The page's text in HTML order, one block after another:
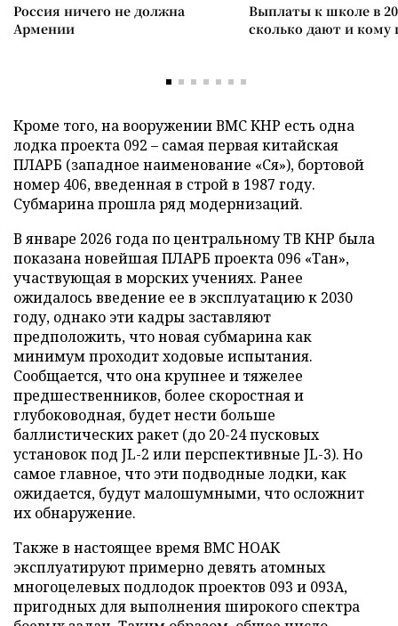
Россия ничего не должна
Армении
Выплаты к школе в
сколько дают и
Кроме того, на вооружении ВМС КНР есть одна
лодка проекта 092 – самая первая китайская
ПЛАРБ (западное наименование «Ся»), бортовой
номер 406, введенная в строй в 1987 году.
Субмарина прошла ряд модернизаций.
В январе 2026 года по центральному ТВ КНР была
показана новейшая ПЛАРБ проекта 096 «Тан»,
участвующая в морских учениях. Ранее
ожидалось введение ее в эксплуатацию к 2030
году, однако эти кадры заставляют
предположить, что новая субмарина как
минимум проходит ходовые испытания.
Сообщается, что она крупнее и тяжелее
предшественников, более скоростная и
глубоководная, будет нести больше
баллистических ракет (до 20-24 пусковых
установок под JL-2 или перспективные JL-3). Но
самое главное, что эти подводные лодки, как
ожидается, будут малошумными, что осложнит
их обнаружение.
Также в настоящее время ВМС НОАК
эксплуатируют примерно девять атомных
многоцелевых подлодок проектов 093 и 093A,
пригодных для выполнения широкого спектра